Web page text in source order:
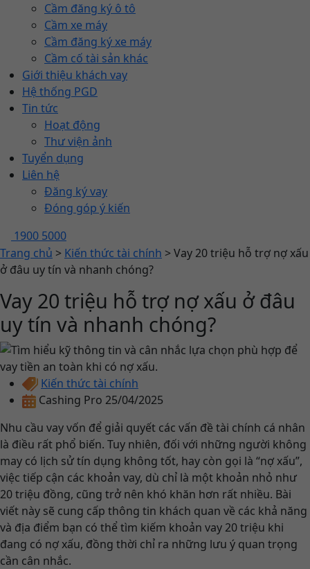
Cầm đăng ký ô tô
Cầm xe máy
Cầm đăng ký xe máy
Cầm cố tài sản khác
Giới thiệu khách vay
Hệ thống PGD
Tin tức
Hoạt động
Thư viện ảnh
Tuyển dụng
Liên hệ
Đăng ký vay
Đóng góp ý kiến
1900 5000
Trang chủ > Kiến thức tài chính >Vay 20 triệu hỗ trợ nợ xấu
ở đâu uy tín và nhanh chóng?
Vay 20 triệu hỗ trợ nợ xấu ở đâu
uy tín và nhanh chóng?
Kiến thức tài chính
Cashing Pro 25/04/2025
Nhu cầu vay vốn để giải quyết các vấn đề tài chính cá nhân
là điều rất phổ biến. Tuy nhiên, đối với những người không
may có lịch sử tín dụng không tốt, hay còn gọi là “nợ xấu”,
việc tiếp cận các khoản vay, dù chỉ là một khoản nhỏ như
20 triệu đồng, cũng trở nên khó khăn hơn rất nhiều. Bài
viết này sẽ cung cấp thông tin khách quan về các khả năng
và địa điểm bạn có thể tìm kiếm khoản vay 20 triệu khi
đang có nợ xấu, đồng thời chỉ ra những lưu ý quan trọng
cần cân nhắc.